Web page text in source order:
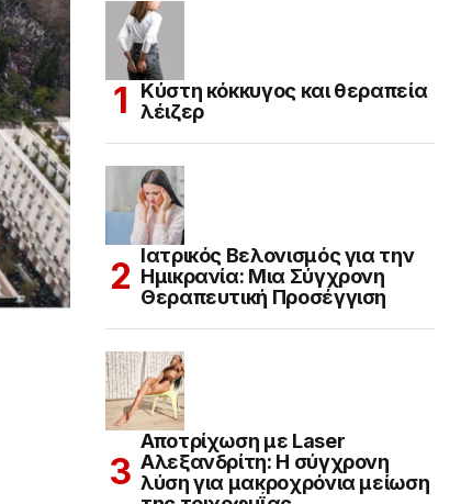
Κύστη κόκκυγος και θεραπεία
λέιζερ
Ιατρικός Βελονισμός για την
Ημικρανία: Μια Σύγχρονη
Θεραπευτική Προσέγγιση
Αποτρίχωση με Laser
Αλεξανδρίτη: Η σύγχρονη
λύση για μακροχρόνια μείωση